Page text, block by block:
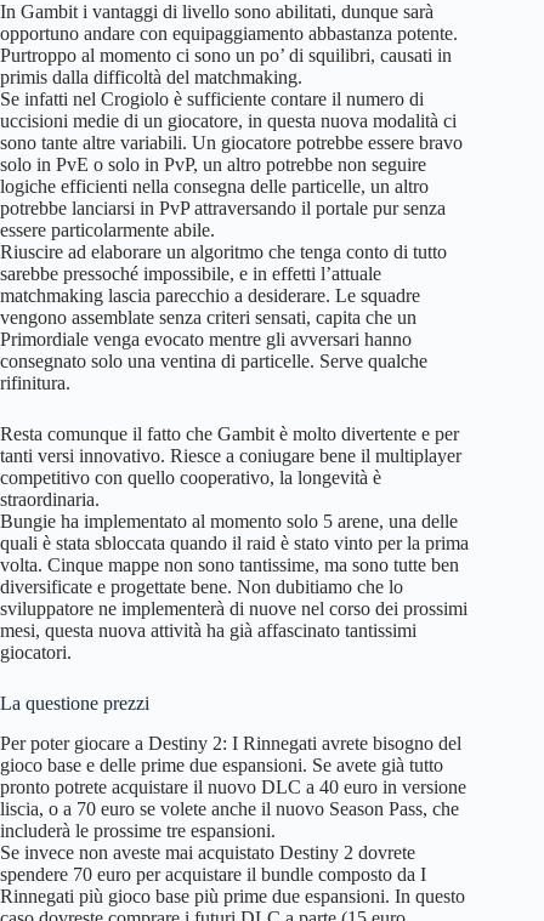
In Gambit i vantaggi di livello sono abilitati, dunque sarà
opportuno andare con equipaggiamento abbastanza potente.
Purtroppo al momento ci sono un po’ di squilibri, causati in
primis dalla difficoltà del matchmaking.
Se infatti nel Crogiolo è sufficiente contare il numero di
uccisioni medie di un giocatore, in questa nuova modalità ci
sono tante altre variabili. Un giocatore potrebbe essere bravo
solo in PvE o solo in PvP, un altro potrebbe non seguire
logiche efficienti nella consegna delle particelle, un altro
potrebbe lanciarsi in PvP attraversando il portale pur senza
essere particolarmente abile.
Riuscire ad elaborare un algoritmo che tenga conto di tutto
sarebbe pressoché impossibile, e in effetti l’attuale
matchmaking lascia parecchio a desiderare. Le squadre
vengono assemblate senza criteri sensati, capita che un
Primordiale venga evocato mentre gli avversari hanno
consegnato solo una ventina di particelle. Serve qualche
rifinitura.
Resta comunque il fatto che Gambit è molto divertente e per
tanti versi innovativo. Riesce a coniugare bene il multiplayer
competitivo con quello cooperativo, la longevità è
straordinaria.
Bungie ha implementato al momento solo 5 arene, una delle
quali è stata sbloccata quando il raid è stato vinto per la prima
volta. Cinque mappe non sono tantissime, ma sono tutte ben
diversificate e progettate bene. Non dubitiamo che lo
sviluppatore ne implementerà di nuove nel corso dei prossimi
mesi, questa nuova attività ha già affascinato tantissimi
giocatori.
La questione prezzi
Per poter giocare a Destiny 2: I Rinnegati avrete bisogno del
gioco base e delle prime due espansioni. Se avete già tutto
pronto potrete acquistare il nuovo DLC a 40 euro in versione
liscia, o a 70 euro se volete anche il nuovo Season Pass, che
includerà le prossime tre espansioni.
Se invece non aveste mai acquistato Destiny 2 dovrete
spendere 70 euro per acquistare il bundle composto da I
Rinnegati più gioco base più prime due espansioni. In questo